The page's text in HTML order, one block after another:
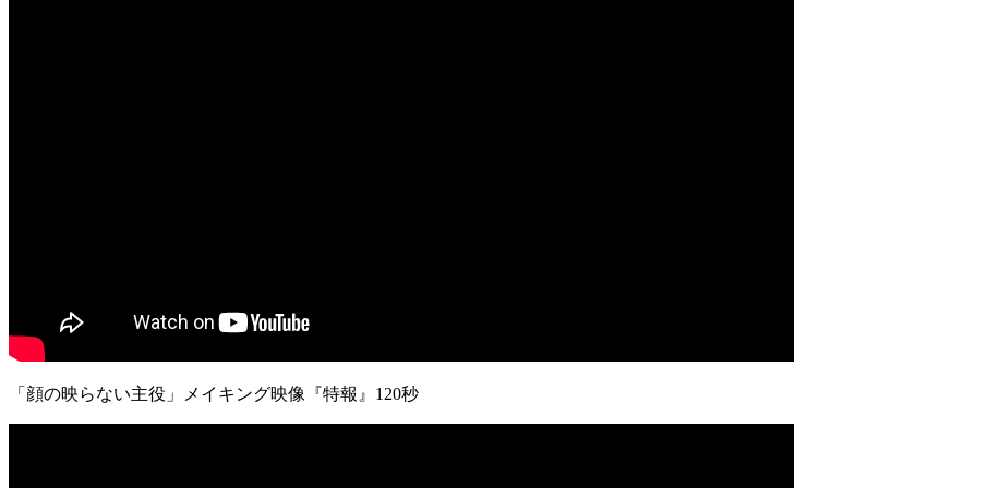
「顔の映らない主役」メイキング映像『特報』120秒